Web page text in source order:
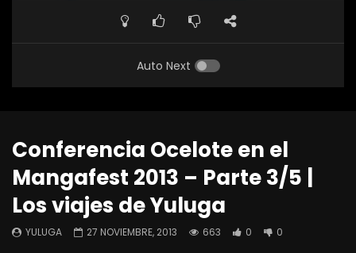
Auto Next
Conferencia Ocelote en el
Mangafest 2013 – Parte 3/5 |
Los viajes de Yuluga
YULUGA 27 NOVIEMBRE, 2013 663 0 0